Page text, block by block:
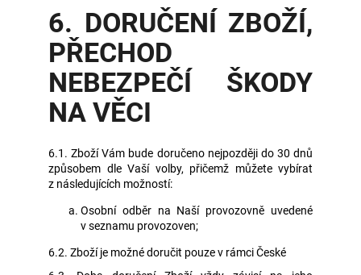
6. DORUČENÍ ZBOŽÍ,
PŘECHOD
NEBEZPEČÍ ŠKODY
NA VĚCI
6.1. Zboží Vám bude doručeno nejpozději do 30 dnů
způsobem dle Vaší volby, přičemž můžete vybírat
z následujících možností:
Osobní odběr na Naší provozovně uvedené
v seznamu provozoven;
6.2. Zboží je možné doručit pouze v rámci České